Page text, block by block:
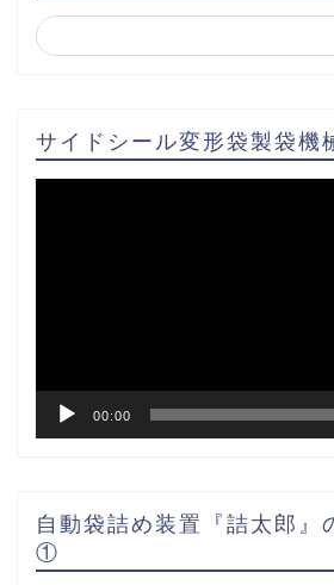
サイドシール変形袋製袋機
00:00
自動袋詰め装置『詰太郎』
①